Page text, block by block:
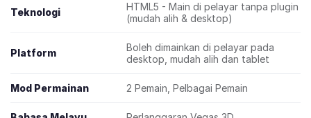
Teknologi
HTML5 - Main di pelayar tanpa plugin
(mudah alih & desktop)
Platform
Boleh dimainkan di pelayar pada
desktop, mudah alih dan tablet
Mod Permainan 2 Pemain, Pelbagai Pemain